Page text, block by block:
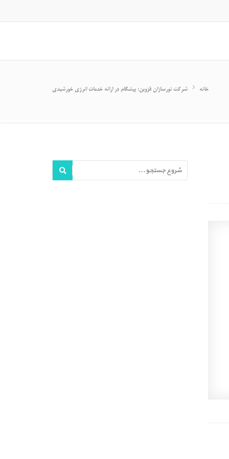
خانه شرکت نورسازان قزوین: پیشگام در ارائه خدمات انرژی خورشیدی